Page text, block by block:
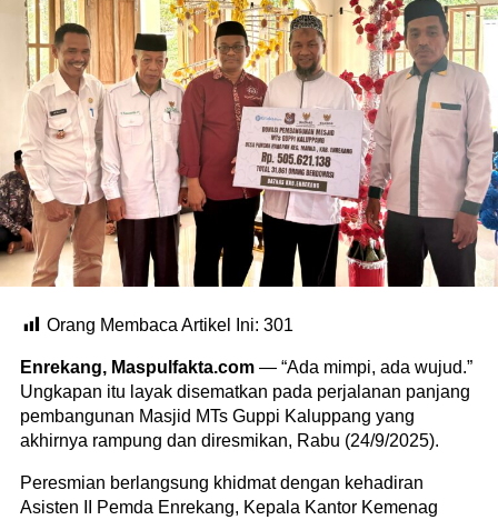
Orang Membaca Artikel Ini: 301
Enrekang, Maspulfakta.com — “Ada mimpi, ada wujud.”
Ungkapan itu layak disematkan pada perjalanan panjang
pembangunan Masjid MTs Guppi Kaluppang yang
akhirnya rampung dan diresmikan, Rabu (24/9/2025).
Peresmian berlangsung khidmat dengan kehadiran
Asisten II Pemda Enrekang, Kepala Kantor Kemenag